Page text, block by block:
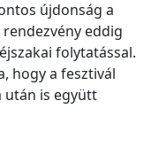
újdonság a
rendezvény eddig
folytatással.
hogy a fesztivál
után is együtt